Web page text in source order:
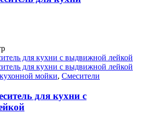
мойки, Смесители
для кухни с